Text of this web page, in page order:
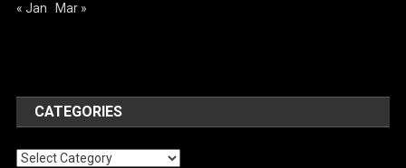
« Jan Mar »
CATEGORIES
Categories